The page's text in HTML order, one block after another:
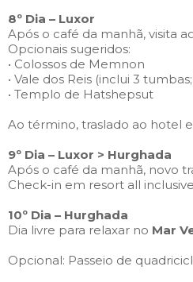
8º Dia – Luxor
Após o café da manhã, visita
Opcionais sugeridos:
• Colossos de Memnon
• Vale dos Reis (inclui 3
• Templo de Hatshepsut
Ao término, traslado ao hotel
9º Dia – Luxor > Hurghada
Após o café da manhã, novo
Check-in em resort all
10º Dia – Hurghada
Dia livre para relaxar no Mar
Opcional: Passeio de